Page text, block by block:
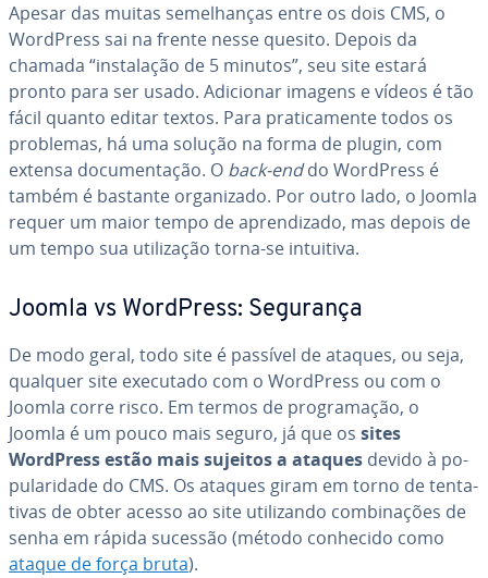
Apesar das muitas se­me­lhan­ças entre os dois CMS, o
WordPress sai na frente nesse quesito. Depois da
chamada “ins­ta­la­ção de 5 minutos”, seu site estará
pronto para ser usado. Adicionar imagens e vídeos é tão
fácil quanto editar textos. Para pra­ti­ca­mente todos os
problemas, há uma solução na forma de plugin, com
extensa do­cu­men­ta­ção. O back-enddo WordPress é
também é bastante or­ga­ni­zado. Por outro lado, o Joomla
requer um maior tempo de apren­di­zado, mas depois de
um tempo sua uti­li­za­ção torna-se intuitiva.
Joomla vs WordPress: Segurança
De modo geral, todo site é passível de ataques, ou seja,
qualquer site executado com o WordPress ou com o
Joomla corre risco. Em termos de pro­gra­ma­ção, o
Joomla é um pouco mais seguro, já que os sites
WordPress estão mais sujeitos a ataques devido à po­
pu­la­ri­dade do CMS. Os ataques giram em torno de ten­ta­
ti­vas de obter acesso ao site uti­li­zando com­bi­na­ções de
senha em rápida sucessão (método conhecido como
ataque de força bruta).